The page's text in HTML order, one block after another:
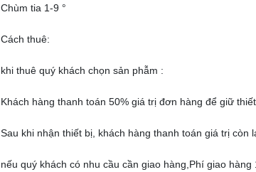
Chùm tia 1-9 °
Cách thuê:
khi thuê quý khách chọn sản phẫm :
Khách hàng thanh toán 50% giá trị đơn hàng để giữ
Sau khi nhận thiết bị, khách hàng thanh toán giá trị
nếu quý khách có nhu cầu cần giao hàng,Phí giao